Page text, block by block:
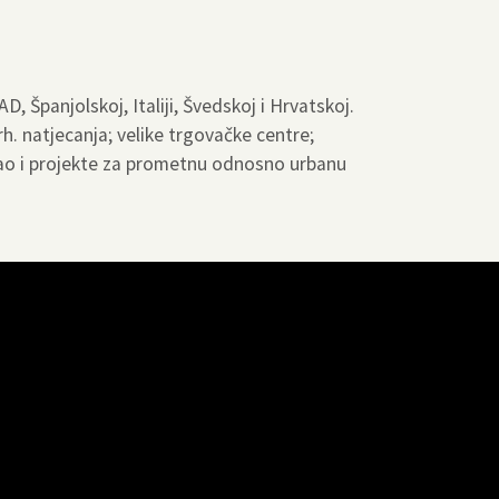
Španjolskoj, Italiji, Švedskoj i Hrvatskoj.
natjecanja; velike trgovačke centre;
i projekte za prometnu odnosno urbanu